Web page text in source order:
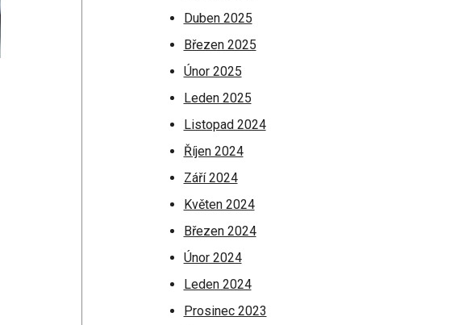
Duben 2025
Březen 2025
Únor 2025
Leden 2025
Listopad 2024
Říjen 2024
Září 2024
Květen 2024
Březen 2024
Únor 2024
Leden 2024
Prosinec 2023